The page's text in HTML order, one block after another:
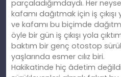
parçaladığımdaydı. Her
kafamı dağıtmak için iş
ve kafamı bu biçimde
öyle bir gün iş çıkışı yola
baktım bir genç otostop
yaşlarında esmer cılız biri.
Hakikatinde hiç âdetim